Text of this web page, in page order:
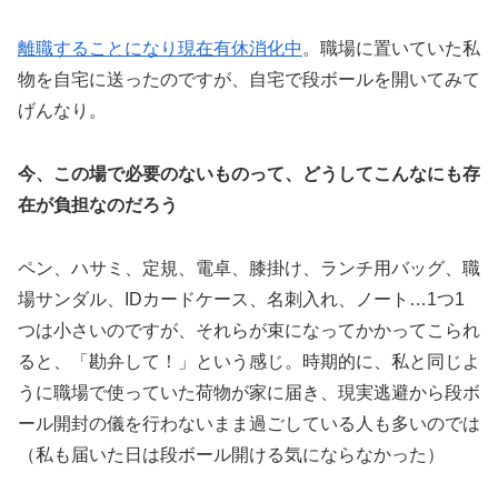
離職することになり現在有休消化中 。職場に置いていた私
物を自宅に送ったのですが、自宅で段ボールを開いてみて
げんなり。
今、この場で必要のないものって、どうしてこんなにも存
在が負担なのだろう
ペン、ハサミ、定規、電卓、膝掛け、ランチ用バッグ、職
場サンダル、IDカードケース、名刺入れ、ノート…1つ1
つは小さいのですが、それらが束になってかかってこられ
ると、「勘弁して！」という感じ。時期的に、私と同じよ
うに職場で使っていた荷物が家に届き、現実逃避から段ボ
ール開封の儀を行わないまま過ごしている人も多いのでは
（私も届いた日は段ボール開ける気にならなかった）